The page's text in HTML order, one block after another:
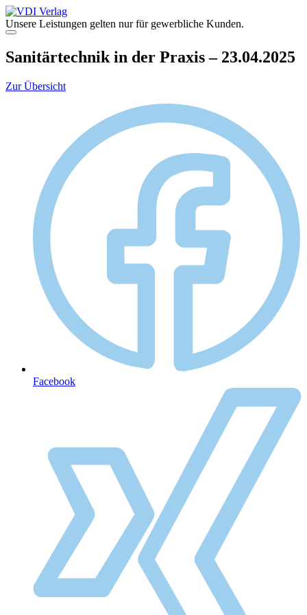
Zum
Inhalt
springen
Unsere Leistungen gelten nur für gewerbliche Kunden.
Menü
Sanitärtechnik in der Praxis – 23.04.2025
Zur Übersicht
Facebook